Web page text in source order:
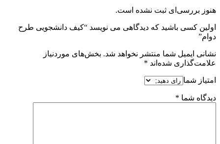
هنوز بررسی‌ای ثبت نشده است.
اولین کسی باشید که دیدگاهی می نویسد “کیف دانشجویی طرح
دوام”
نشانی ایمیل شما منتشر نخواهد شد. بخش‌های موردنیاز
علامت‌گذاری شده‌اند *
امتیاز شما
دیدگاه شما *